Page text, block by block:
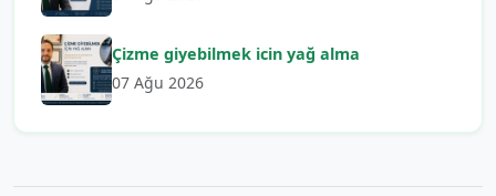
Çizme giyebilmek icin yağ alma
07 Ağu 2026